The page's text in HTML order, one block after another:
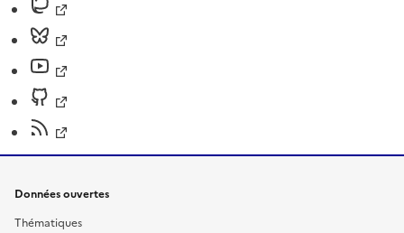
Données ouvertes
Thématiques